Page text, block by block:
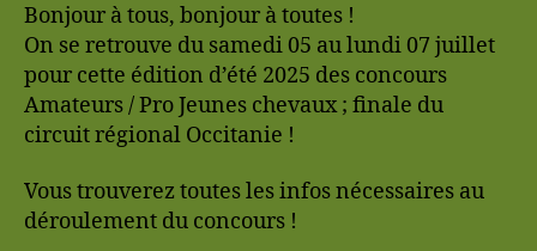
Bonjour à tous, bonjour à toutes !
On se retrouve du samedi 05 au lundi 07 juillet
pour cette édition d’été 2025 des concours
Amateurs / Pro Jeunes chevaux ; finale du
circuit régional Occitanie !
Vous trouverez toutes les infos nécessaires au
déroulement du concours !